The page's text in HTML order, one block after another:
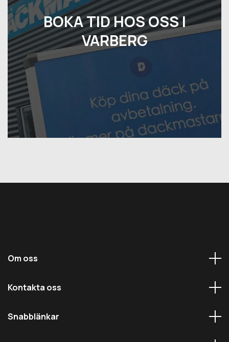
BOKA TID HOS OSS I
VARBERG
Om oss
Kontakta oss
Snabblänkar